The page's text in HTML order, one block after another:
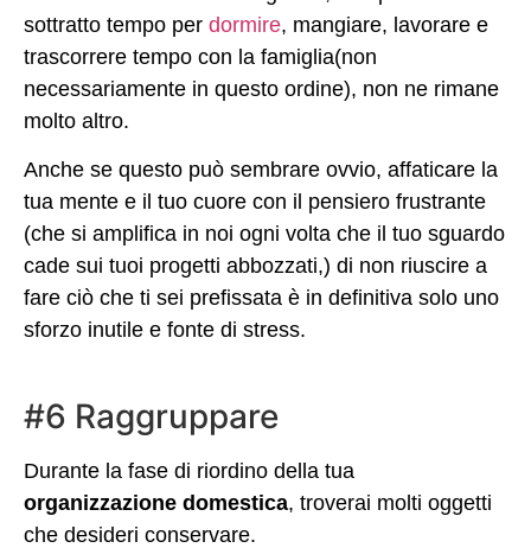
sottratto tempo per dormire, mangiare, lavorare e
trascorrere tempo con la famiglia(non
necessariamente in questo ordine), non ne rimane
molto altro.
Anche se questo può sembrare ovvio, affaticare la
tua mente e il tuo cuore con il pensiero frustrante
(che si amplifica in noi ogni volta che il tuo sguardo
cade sui tuoi progetti abbozzati,) di non riuscire a
fare ciò che ti sei prefissata è in definitiva solo uno
sforzo inutile e fonte di stress.
#6 Raggruppare
Durante la fase di riordino della tua
organizzazione domestica, troverai molti oggetti
che desideri conservare.